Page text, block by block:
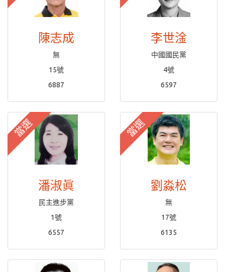
陳志成
無
15號
6887
李世淦
中國國民黨
4號
6597
當選
潘淑眞
民主進步黨
1號
6557
當選
劉淼松
無
17號
6135